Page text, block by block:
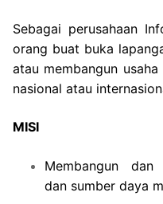
Sebagai perusahaan
orang buat buka
atau membangun
nasional atau
MISI
Membangun dan
dan sumber daya